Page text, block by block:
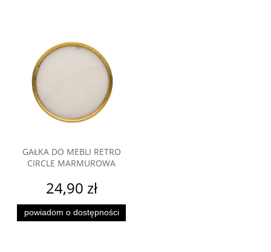
GAŁKA DO MEBLI RETRO
CIRCLE MARMUROWA
24,90 zł
powiadom o dostępności